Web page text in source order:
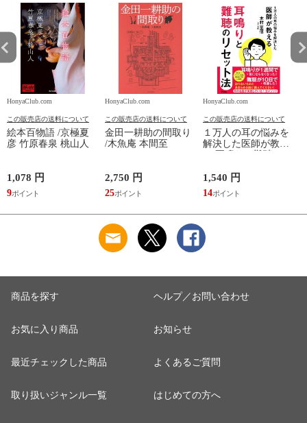
HonyaClub.com
この販売店の送料について
絵本百物語 /京極夏
彦 竹原春泉 桃山人
1,078 円
9
HonyaClub.com
この販売店の送料について
金田一耕助の間取り
/木魚庵 本間至
2,750 円
25
HonyaClub.com
この販売店の送料について
１万人の耳の悩みを
解決した医師が教え
1,540 円
14
商品を探す
お気に入り商品
最近チェックした商品
取り扱いジャンル一覧
ヘルプ／お問い合わせ
お知らせ
よくあるご質問
はじめての方へ